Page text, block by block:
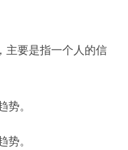
主要是指一个人的信
。
。